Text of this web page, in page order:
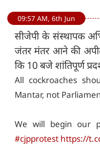
09:57 AM, 6th Jun
सीजेपी के संस्थापक
जंतर मंतर आने की
कि 10 बजे शांतिपूर्ण
All cockroaches
Mantar, not
We will begin our
#cjpprotest https://